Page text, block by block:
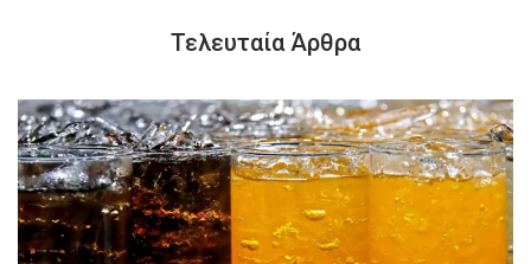
Τελευταία Άρθρα